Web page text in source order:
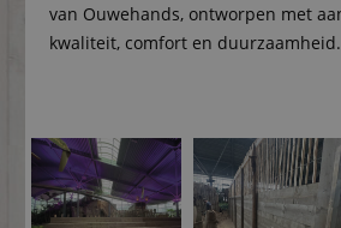
van Ouwehands, ontworpen met
kwaliteit, comfort en duurzaamheid.